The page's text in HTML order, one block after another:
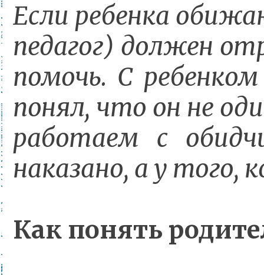
Если ребенка
педагог) должен
помочь. С
понял, что он не
работаем с
наказано, а у того,
Как понять